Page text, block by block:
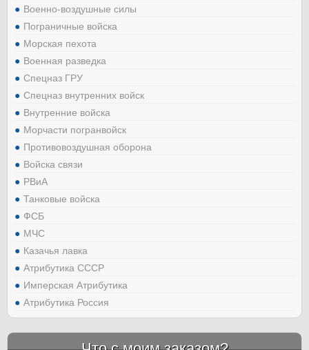
Военно-воздушные силы
Пограничные войска
Морская пехота
Военная разведка
Спецназ ГРУ
Спецназ внутренних войск
Внутренние войска
Морчасти погранвойск
Противовоздушная оборона
Войска связи
РВиА
Танковые войска
ФСБ
МЧС
Казачья лавка
Атрибутика СССР
Имперская Атрибутика
Атрибутика Россия